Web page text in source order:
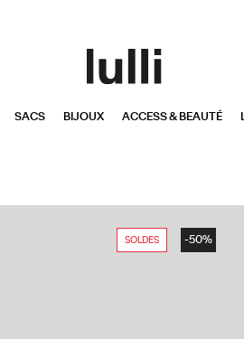
SACS BIJOUX ACCESS & BEAUTÉ
SOLDES -50%